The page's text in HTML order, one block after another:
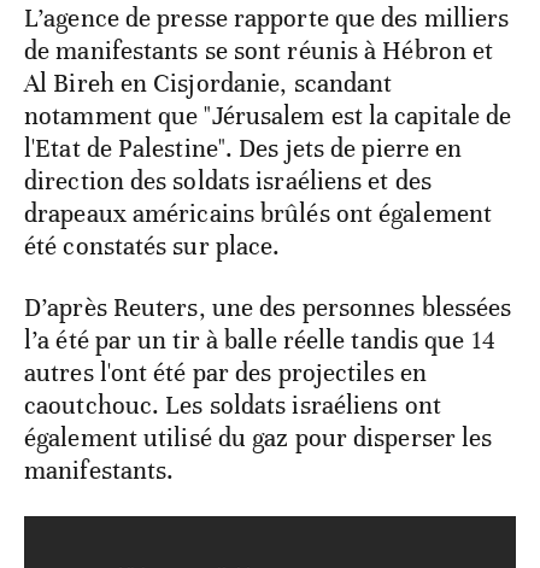
L’agence de presse rapporte que des milliers
de manifestants se sont réunis à Hébron et
Al Bireh en Cisjordanie, scandant
notamment que "Jérusalem est la capitale de
l'Etat de Palestine". Des jets de pierre en
direction des soldats israéliens et des
drapeaux américains brûlés ont également
été constatés sur place.
D’après Reuters, une des personnes blessées
l’a été par un tir à balle réelle tandis que 14
autres l'ont été par des projectiles en
caoutchouc. Les soldats israéliens ont
également utilisé du gaz pour disperser les
manifestants.